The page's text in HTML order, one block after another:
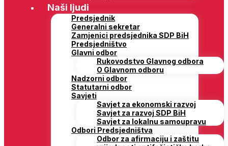
Naši ljudi
Predsjednik
Generalni sekretar
Zamjenici predsjednika SDP BiH
Predsjedništvo
Glavni odbor
Rukovodstvo Glavnog odbora
O Glavnom odboru
Nadzorni odbor
Statutarni odbor
Savjeti
Savjet za ekonomski razvoj
Savjet za razvoj SDP BiH
Savjet za lokalnu samoupravu
Odbori Predsjedništva
Odbor za afirmaciju i zaštitu